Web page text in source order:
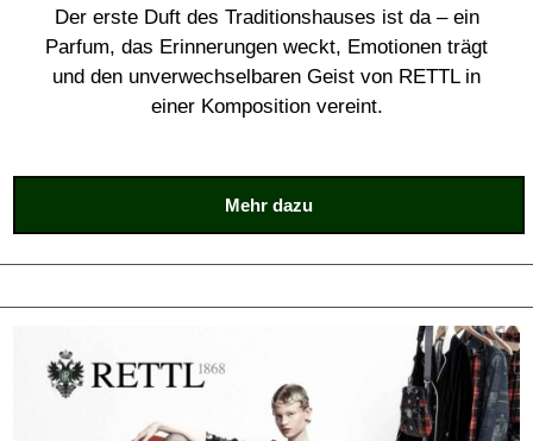
Der erste Duft des Traditionshauses ist da – ein
Parfum, das Erinnerungen weckt, Emotionen trägt
und den unverwechselbaren Geist von RETTL in
einer Komposition vereint.
Mehr dazu